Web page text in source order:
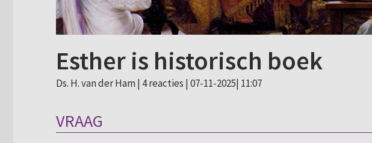
Esther is historisch boek
Ds. H. van der Ham | 4 reacties | 07-11-2025| 11:07
VRAAG